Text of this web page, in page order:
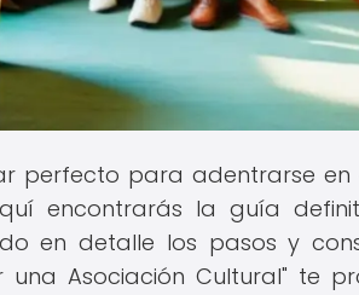
perfecto para adentrarse
encontrarás la guía
en detalle los pasos y
una Asociación Cultural" te